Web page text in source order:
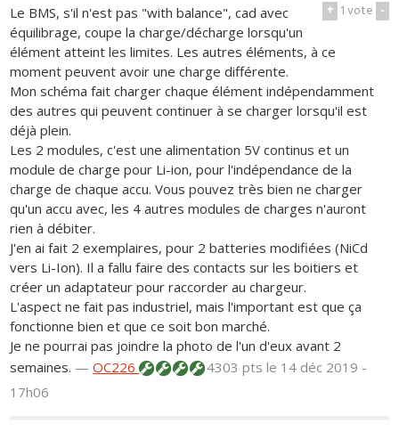
+ 1vote -
Le BMS, s'il n'est pas "with balance", cad avec
équilibrage, coupe la charge/décharge lorsqu'un
élément atteint les limites. Les autres éléments, à ce
moment peuvent avoir une charge différente.
Mon schéma fait charger chaque élément indépendamment
des autres qui peuvent continuer à se charger lorsqu'il est
déjà plein.
Les 2 modules, c'est une alimentation 5V continus et un
module de charge pour Li-ion, pour l'indépendance de la
charge de chaque accu. Vous pouvez très bien ne charger
qu'un accu avec, les 4 autres modules de charges n'auront
rien à débiter.
J'en ai fait 2 exemplaires, pour 2 batteries modifiées (NiCd
vers Li-Ion). Il a fallu faire des contacts sur les boitiers et
créer un adaptateur pour raccorder au chargeur.
L'aspect ne fait pas industriel, mais l'important est que ça
fonctionne bien et que ce soit bon marché.
Je ne pourrai pas joindre la photo de l'un d'eux avant 2
semaines. —OC226 4303 ptsle 14 déc 2019 -
17h06